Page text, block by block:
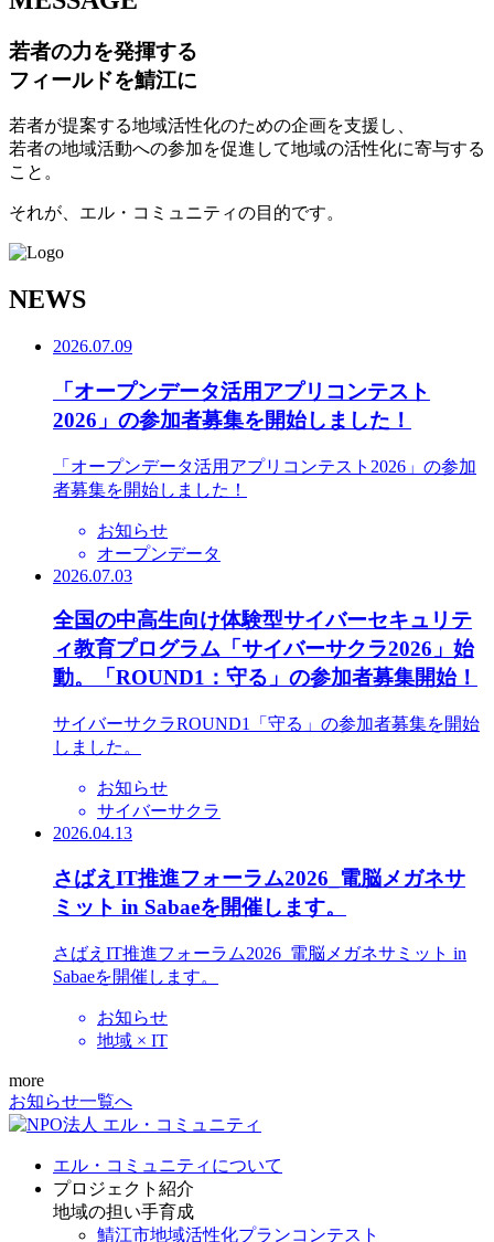
若者の力を発揮する
フィールドを鯖江に
若者が提案する地域活性化のための企画を支援し、
若者の地域活動への参加を促進して地域の活性化に寄与する
こと。
それが、エル・コミュニティの目的です。
NEWS
2026.07.09
「オープンデータ活用アプリコンテスト
2026」の参加者募集を開始しました！
「オープンデータ活用アプリコンテスト2026」の参加
者募集を開始しました！
お知らせ
オープンデータ
2026.07.03
全国の中高生向け体験型サイバーセキュリテ
ィ教育プログラム「サイバーサクラ2026」始
動。「ROUND1：守る」の参加者募集開始！
サイバーサクラROUND1「守る」の参加者募集を開始
しました。
お知らせ
サイバーサクラ
2026.04.13
さばえIT推進フォーラム2026_電脳メガネサ
ミット in Sabaeを開催します。
さばえIT推進フォーラム2026_電脳メガネサミット in
Sabaeを開催します。
お知らせ
地域 × IT
more
お知らせ一覧へ
エル・コミュニティについて
プロジェクト紹介
地域の担い手育成
鯖江市地域活性化プランコンテスト